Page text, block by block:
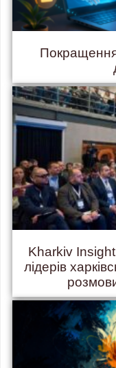
Покращення
Kharkiv
лідерів